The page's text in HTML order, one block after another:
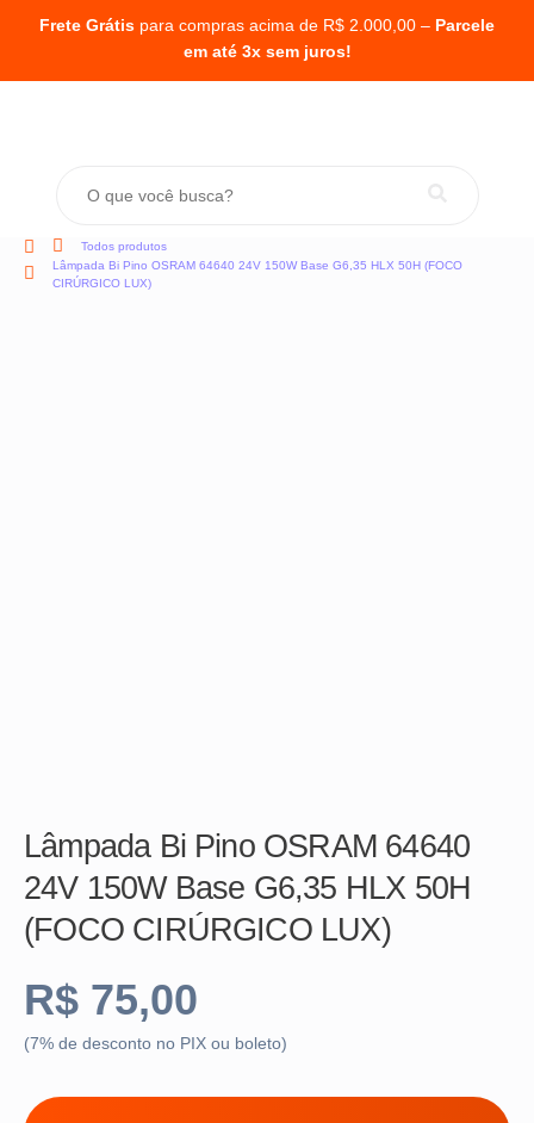
Frete Grátis para compras acima de R$ 2.000,00 – Parcele
em até 3x sem juros!
Todos produtos
Lâmpada Bi Pino OSRAM 64640 24V 150W Base G6,35 HLX 50H (FOCO
CIRÚRGICO LUX)
Lâmpada Bi Pino OSRAM 64640
24V 150W Base G6,35 HLX 50H
(FOCO CIRÚRGICO LUX)
R$ 75,00
(7% de desconto no PIX ou boleto)